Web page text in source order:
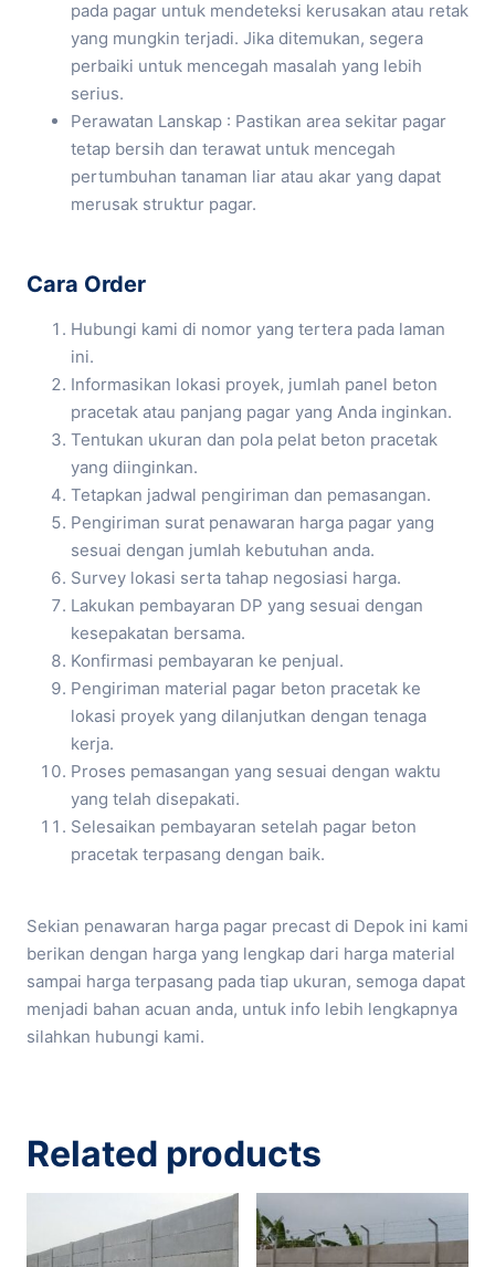
pada pagar untuk mendeteksi kerusakan atau retak
yang mungkin terjadi. Jika ditemukan, segera
perbaiki untuk mencegah masalah yang lebih
serius.
Perawatan Lanskap : Pastikan area sekitar pagar
tetap bersih dan terawat untuk mencegah
pertumbuhan tanaman liar atau akar yang dapat
merusak struktur pagar.
Cara Order
Hubungi kami di nomor yang tertera pada laman
ini.
Informasikan lokasi proyek, jumlah panel beton
pracetak atau panjang pagar yang Anda inginkan.
Tentukan ukuran dan pola pelat beton pracetak
yang diinginkan.
Tetapkan jadwal pengiriman dan pemasangan.
Pengiriman surat penawaran harga pagar yang
sesuai dengan jumlah kebutuhan anda.
Survey lokasi serta tahap negosiasi harga.
Lakukan pembayaran DP yang sesuai dengan
kesepakatan bersama.
Konfirmasi pembayaran ke penjual.
Pengiriman material pagar beton pracetak ke
lokasi proyek yang dilanjutkan dengan tenaga
kerja.
Proses pemasangan yang sesuai dengan waktu
yang telah disepakati.
Selesaikan pembayaran setelah pagar beton
pracetak terpasang dengan baik.
Sekian penawaran harga pagar precast di Depok ini kami
berikan dengan harga yang lengkap dari harga material
sampai harga terpasang pada tiap ukuran, semoga dapat
menjadi bahan acuan anda, untuk info lebih lengkapnya
silahkan hubungi kami.
Related products